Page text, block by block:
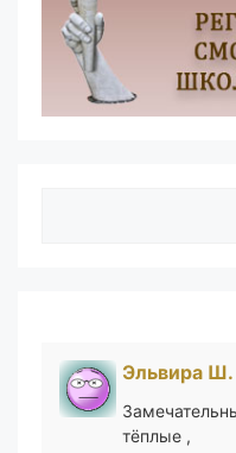
Эльвира Ш.
тёплые ,